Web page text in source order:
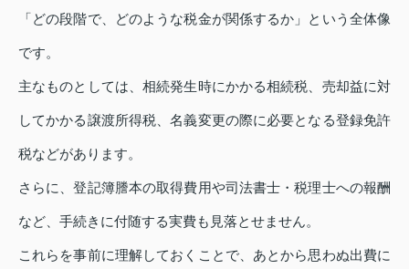
「どの段階で、どのような税金が関係するか」という全体像
です。
主なものとしては、相続発生時にかかる相続税、売却益に対
してかかる譲渡所得税、名義変更の際に必要となる登録免許
税などがあります。
さらに、登記簿謄本の取得費用や司法書士・税理士への報酬
など、手続きに付随する実費も見落とせません。
これらを事前に理解しておくことで、あとから思わぬ出費に